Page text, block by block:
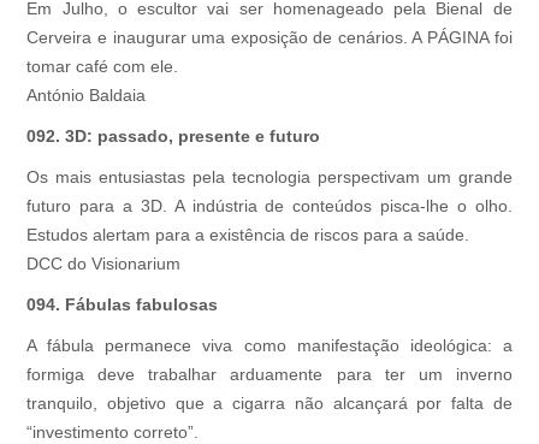
Em Julho, o escultor vai ser homenageado pela Bienal de
Cerveira e inaugurar uma exposição de cenários. A PÁGINA foi
tomar café com ele.
António Baldaia
092. 3D: passado, presente e futuro
Os mais entusiastas pela tecnologia perspectivam um grande
futuro para a 3D. A indústria de conteúdos pisca-lhe o olho.
Estudos alertam para a existência de riscos para a saúde.
DCC do Visionarium
094. Fábulas fabulosas
A fábula permanece viva como manifestação ideológica: a
formiga deve trabalhar arduamente para ter um inverno
tranquilo, objetivo que a cigarra não alcançará por falta de
“investimento correto”.